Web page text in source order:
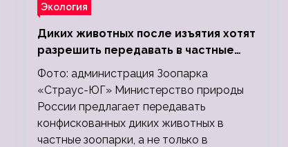
Экология
Диких животных после изъятия хотят
разрешить передавать в частные
зоопарки
Фото: администрация Зоопарка
«Страус-ЮГ» Министерство природы
России предлагает передавать
конфискованных диких животных в
частные зоопарки, а не только в